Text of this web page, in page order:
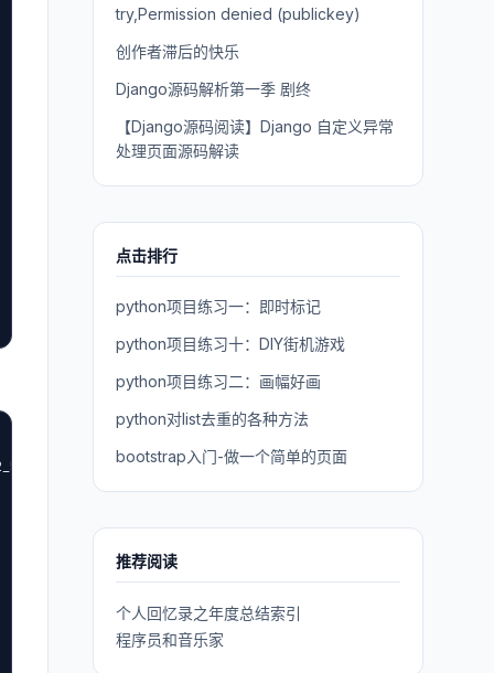
try,Permission denied (publickey)
创作者滞后的快乐
Django源码解析第一季 剧终
【Django源码阅读】Django 自定义异常
处理页面源码解读
点击排行
python项目练习一：即时标记
python项目练习十：DIY街机游戏
python项目练习二：画幅好画
python对list去重的各种方法
bootstrap入门-做一个简单的页面
推荐阅读
个人回忆录之年度总结索引
程序员和音乐家